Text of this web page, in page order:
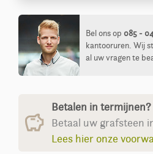
Bel ons op 085 -
kantooruren. Wij
al uw vragen te
Betalen in termijnen?
Betaal uw grafsteen
Lees hier onze